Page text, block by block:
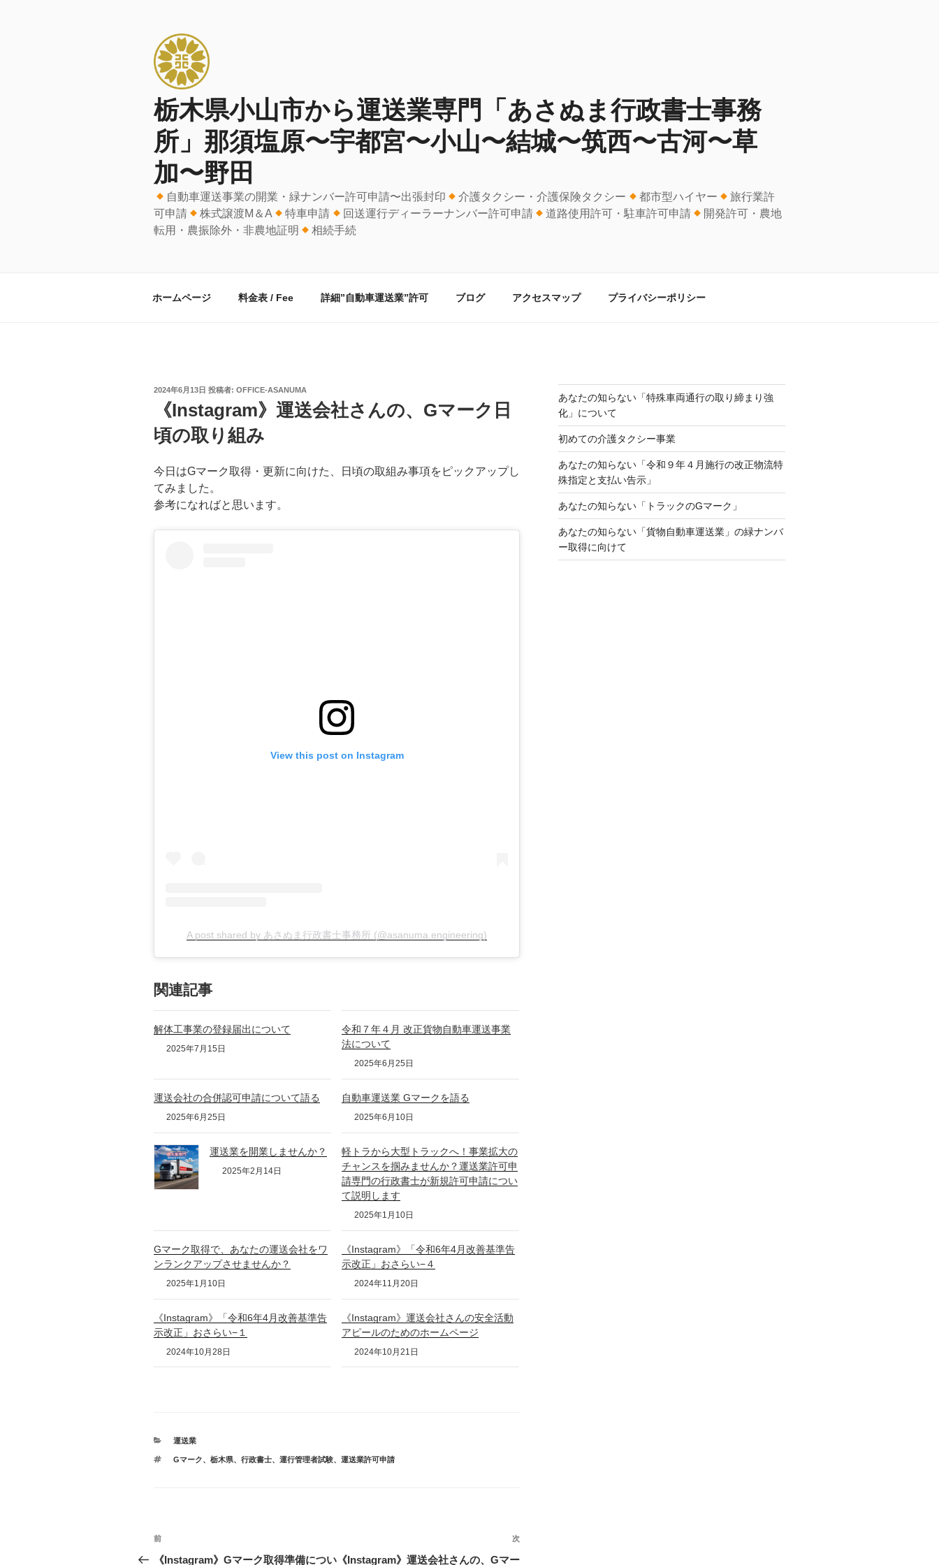
栃木県小山市から運送業専門「あさぬま行政書士事務
所」那須塩原〜宇都宮〜小山〜結城〜筑西〜古河〜草
加〜野田
自動車運送事業の開業・緑ナンバー許可申請〜出張封印 介護タクシー・介護保険タクシー 都市型ハイヤー
旅行業許
可申請
株式譲渡M＆A 特車申請 回送運行ディーラーナンバー許可申請 道路使用許可・駐車許可申請
開発許可・農地
転用・農振除外・非農地証明
相続手続
ホームページ 料金表 / Fee 詳細”自動車運送業”許可 ブログ アクセスマップ プライバシーポリシー
投
2024年6月13日 投稿者: OFFICE-ASANUMA
《Instagram》運送会社さんの、Gマーク日
頃の取り組み
今日はGマーク取得・更新に向けた、日頃の取組み事項をピックアップし
てみました。
参考になればと思います。
View this post on Instagram
A post shared by あさぬま行政書士事務所 (@asanuma.engineering)
関連記事
解体工事業の登録届出について
2025年7月15日
令和７年４月 改正貨物自動車運送事業
法について
2025年6月25日
運送会社の合併認可申請について語る
2025年6月25日
自動車運送業 Gマークを語る
2025年6月10日
運送業を開業しませんか？
2025年2月14日
軽トラから大型トラックへ！事業拡大の
チャンスを掴みませんか？運送業許可申
請専門の行政書士が新規許可申請につい
て説明します
2025年1月10日
Gマーク取得で、あなたの運送会社をワ
ンランクアップさせませんか？
2025年1月10日
《Instagram》「令和6年4月改善基準告
示改正」おさらい−４
2024年11月20日
《Instagram》「令和6年4月改善基準告
示改正」おさらい−１
2024年10月28日
《Instagram》運送会社さんの安全活動
アピールのためのホームページ
2024年10月21日
カ
ゴ
運送業
タ
Gマーク、 栃木県、 行政書士、 運行管理者試験、 運送業許可申請
投
稿
前
の
前
《Instagram》Gマーク取得準備につい
次
の
次
《Instagram》運送会社さんの、Gマー
あなたの知らない「特殊車両通行の取り締まり強
化」について
初めての介護タクシー事業
あなたの知らない「令和９年４月施行の改正物流特
殊指定と支払い告示」
あなたの知らない「トラックのGマーク」
あなたの知らない「貨物自動車運送業」の緑ナンバ
ー取得に向けて